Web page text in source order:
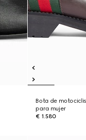
Bota de
para mujer
€ 1.580